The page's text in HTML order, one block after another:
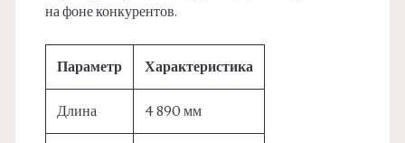
на фоне конкурентов.
Параметр Характеристика
Длина 4 890 мм